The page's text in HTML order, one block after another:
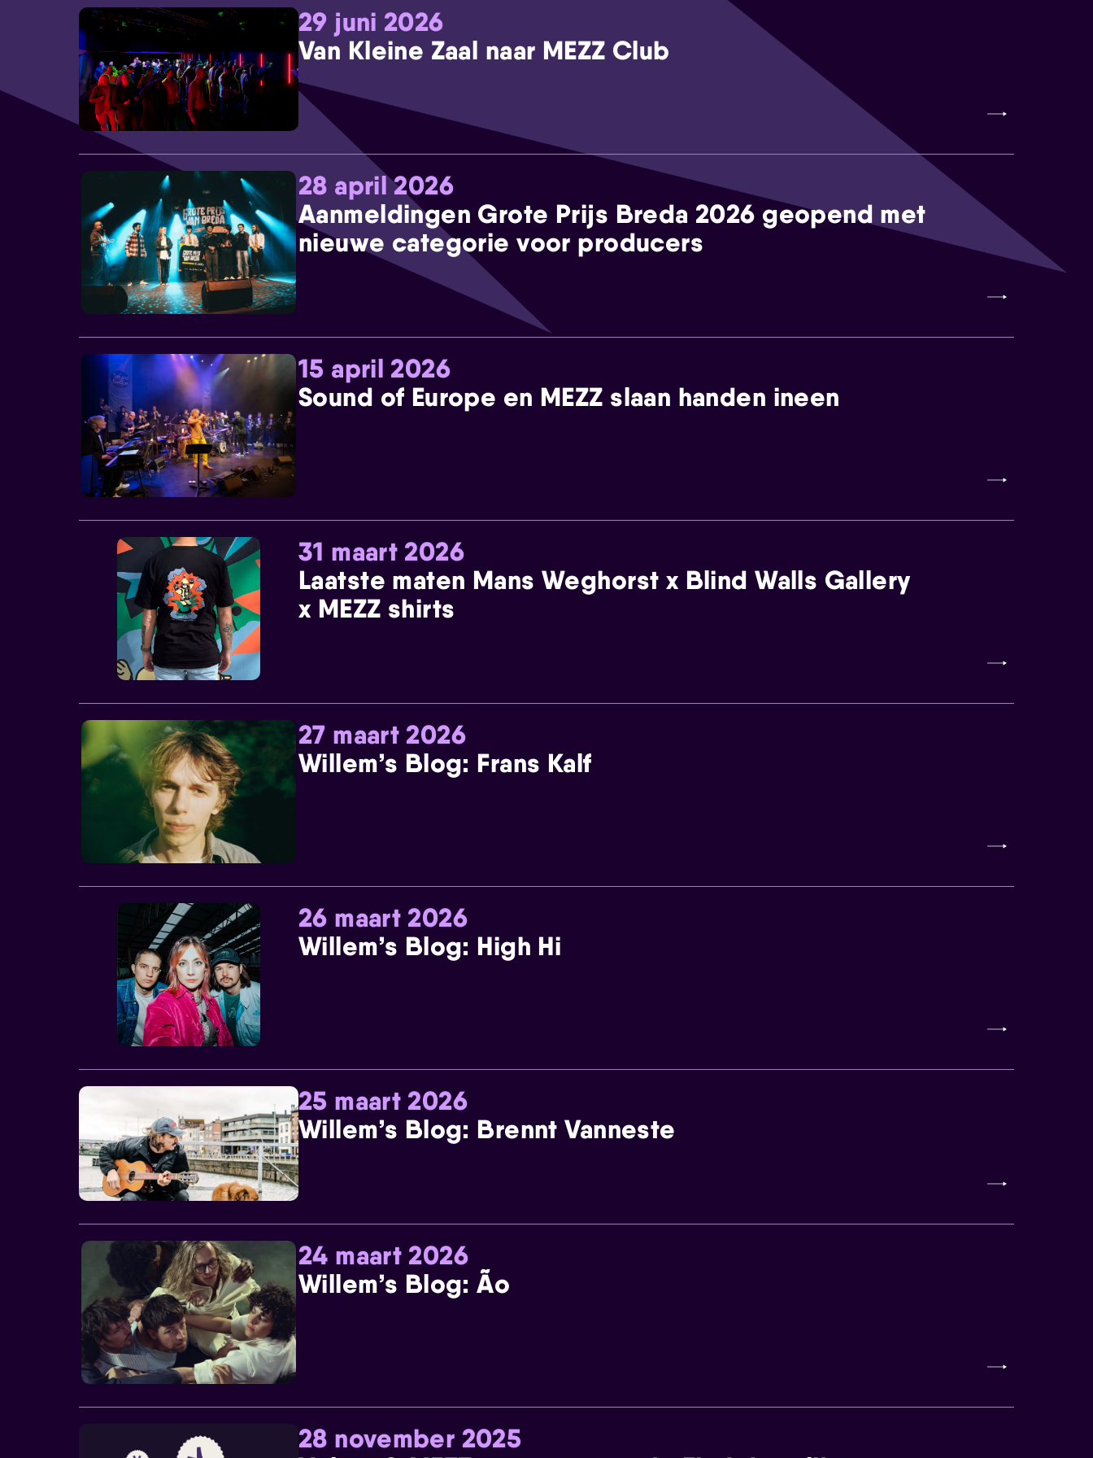
29 juni 2026
Van Kleine Zaal naar MEZZ Club
28 april 2026
Aanmeldingen Grote Prijs Breda 2026 geopend met
nieuwe categorie voor producers
15 april 2026
Sound of Europe en MEZZ slaan handen ineen
31 maart 2026
Laatste maten Mans Weghorst x Blind Walls Gallery
x MEZZ shirts
27 maart 2026
Willem’s Blog: Frans Kalf
26 maart 2026
Willem’s Blog: High Hi
25 maart 2026
Willem’s Blog: Brennt Vanneste
24 maart 2026
Willem’s Blog: Ão
28 november 2025